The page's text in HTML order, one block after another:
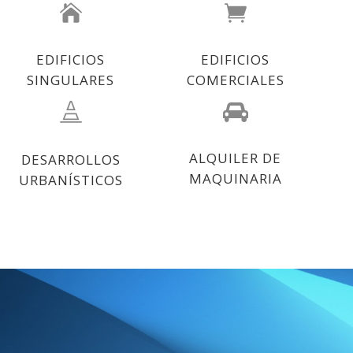
EDIFICIOS
SINGULARES
EDIFICIOS
COMERCIALES
DESARROLLOS
URBANÍSTICOS
ALQUILER DE
MAQUINARIA